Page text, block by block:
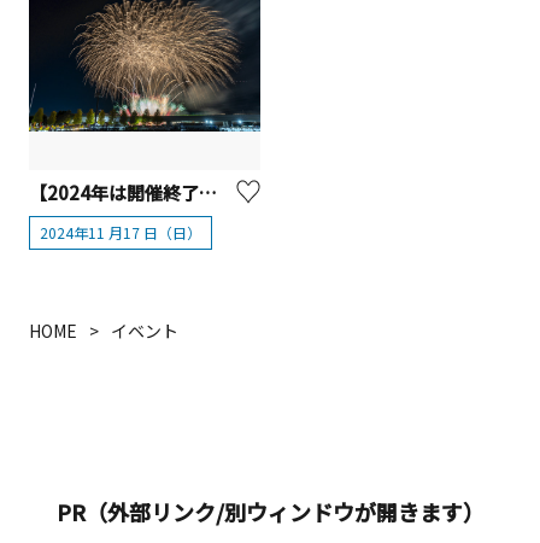
【2024年は開催終了】 えびな市民まつり2024
2024年11 月17 日（日）
HOME イベント
PR（外部リンク/別ウィンドウが開きます）